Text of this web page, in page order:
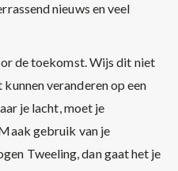
nieuws en veel
de toekomst. Wijs dit niet
veranderen op een
je lacht, moet je
gebruik van je
Tweeling, dan gaat het je